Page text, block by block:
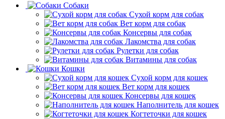
Собаки
Сухой корм для собак
Вет корм для собак
Консервы для собак
Лакомства для собак
Рулетки для собак
Витамины для собак
Кошки
Сухой корм для кошек
Вет корм для кошек
Консервы для кошек
Наполнитель для кошек
Когтеточки для кошек